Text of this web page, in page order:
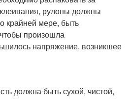
рулоны должны
крайней мере, быть
произошла
напряжение, возникшее
должна быть сухой, чистой,